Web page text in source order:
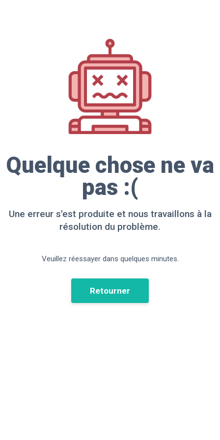
Quelque chose ne va
pas :(
Une erreur s'est produite et nous travaillons à la
résolution du problème.
Veuillez réessayer dans quelques minutes.
Retourner